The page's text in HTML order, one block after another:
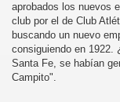
aprobados los nuevos
club por el de Club
buscando un nuevo
consiguiendo en 1922.
Santa Fe, se habían
Campito".